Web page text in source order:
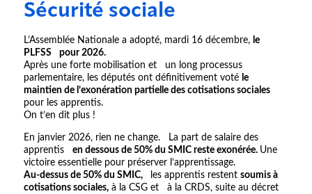
Sécurité sociale
L’Assemblée Nationale a adopté, mardi 16 décembre, le
PLFSS pour 2026.
Après une forte mobilisation et un long processus
parlementaire, les députés ont définitivement voté le
maintien de l’exonération partielle des cotisations sociales
pour les apprentis.
On t’en dit plus !
En janvier 2026, rien ne change. La part de salaire des
apprentis en dessous de 50% du SMIC reste exonérée. Une
victoire essentielle pour préserver l’apprentissage.
Au-dessus de 50% du SMIC,
les apprentis restent soumis à
cotisations sociales,à la CSG et à la CRDS, suite au décret